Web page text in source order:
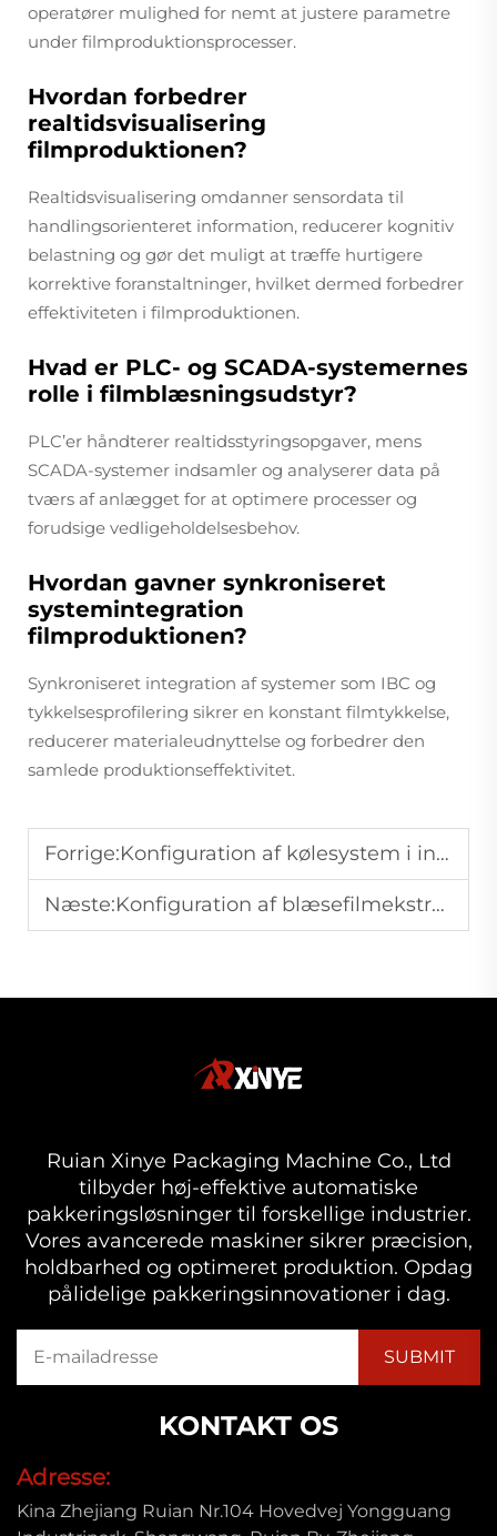
operatører mulighed for nemt at justere parametre
under filmproduktionsprocesser.
Hvordan forbedrer
realtidsvisualisering
filmproduktionen?
Realtidsvisualisering omdanner sensordata til
handlingsorienteret information, reducerer kognitiv
belastning og gør det muligt at træffe hurtigere
korrektive foranstaltninger, hvilket dermed forbedrer
effektiviteten i filmproduktionen.
Hvad er PLC- og SCADA-systemernes
rolle i filmblæsningsudstyr?
PLC’er håndterer realtidsstyringsopgaver, mens
SCADA-systemer indsamler og analyserer data på
tværs af anlægget for at optimere processer og
forudsige vedligeholdelsesbehov.
Hvordan gavner synkroniseret
systemintegration
filmproduktionen?
Synkroniseret integration af systemer som IBC og
tykkelsesprofilering sikrer en konstant filmtykkelse,
reducerer materialeudnyttelse og forbedrer den
samlede produktionseffektivitet.
Forrige:Konfiguration af kølesystem i industrielle filmblæselinjer
Næste:Konfiguration af blæsefilmekstrudere til ensartet og højtkvalitet plastfilmproduktion
Ruian Xinye Packaging Machine Co., Ltd
tilbyder høj-effektive automatiske
pakkeringsløsninger til forskellige industrier.
Vores avancerede maskiner sikrer præcision,
holdbarhed og optimeret produktion. Opdag
pålidelige pakkeringsinnovationer i dag.
KONTAKT OS
Adresse:
Kina Zhejiang Ruian Nr.104 Hovedvej Yongguang